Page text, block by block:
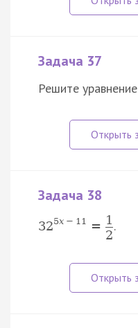
Задача 37
Решите уравнение
Задача 38
325x − 11 = 1
2
.